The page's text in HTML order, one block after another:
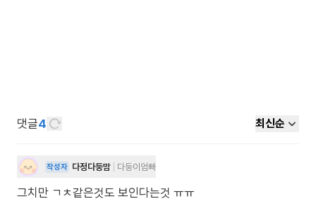
댓글4 최신순
작성자 다정다둥맘 다둥이엄빠
그치만 ㄱㅊ같은것도 보인다는것 ㅠㅠ